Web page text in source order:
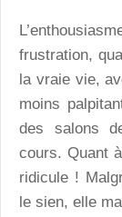
frustration,
la vraie vie,
moins
des salons
cours. Quant
ridicule !
le sien, elle